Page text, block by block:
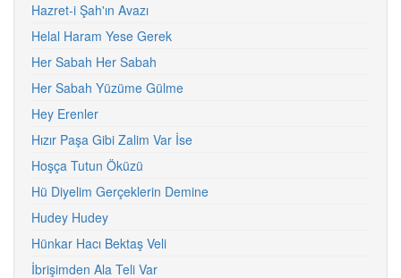
Hazret-i Şah'ın Avazı
Helal Haram Yese Gerek
Her Sabah Her Sabah
Her Sabah Yüzüme Gülme
Hey Erenler
Hızır Paşa Gibi Zalim Var İse
Hoşça Tutun Öküzü
Hü Diyelim Gerçeklerin Demine
Hudey Hudey
Hünkar Hacı Bektaş Veli
İbrişimden Ala Teli Var